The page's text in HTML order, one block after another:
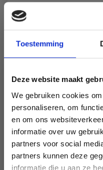
Toestemming
Deze website maakt
We gebruiken cookies
personaliseren, om
en om ons
informatie over uw
partners voor social
partners kunnen deze
informatie die u aan ze
#foreverrosesweater
DROPS Design: Modèle
Groupe de filsB
TAILLE:
LAINE:
DROPS DAISY de
B)
500-550-600-650-700-
Ou: